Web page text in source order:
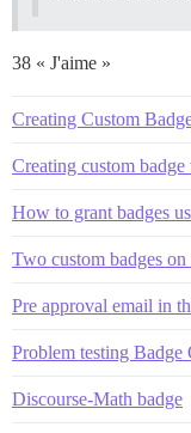
38 « J'aime »
Creating Custom
Creating custom
How to grant badges
Two custom badges on
Pre approval email in
Problem testing
Discourse-Math badge